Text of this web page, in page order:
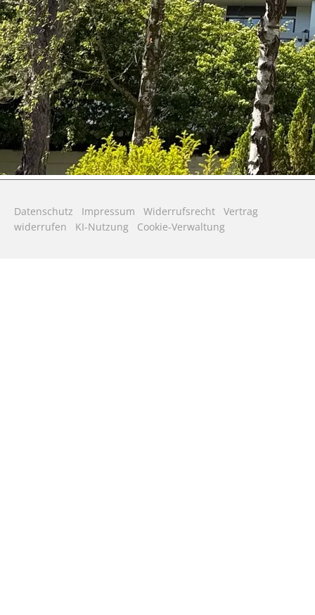
Datenschutz Impressum Widerrufsrecht
Vertrag
widerrufen
KI-Nutzung Cookie-Verwaltung